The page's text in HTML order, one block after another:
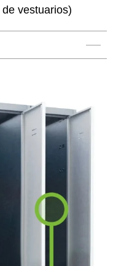
vestuarios)